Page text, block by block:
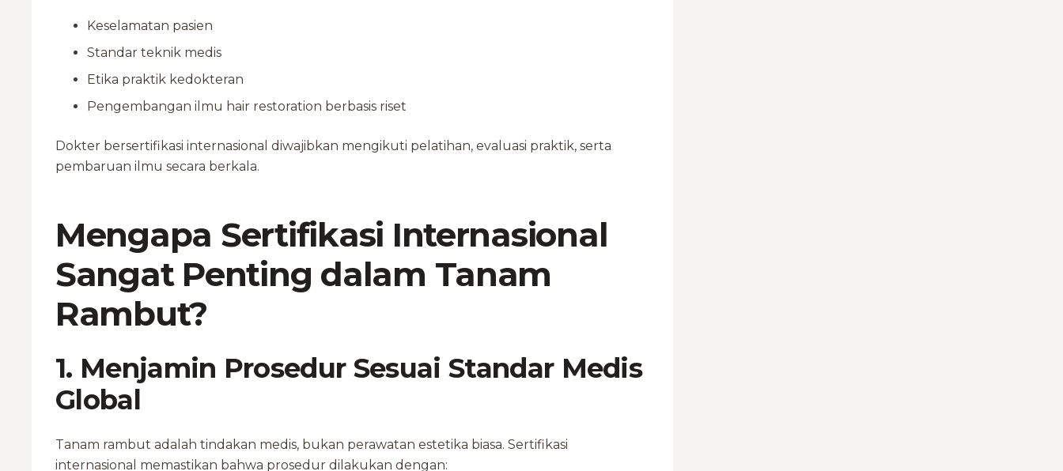
Keselamatan pasien
Standar teknik medis
Etika praktik kedokteran
Pengembangan ilmu hair restoration berbasis riset
Dokter bersertifikasi internasional diwajibkan mengikuti pelatihan, evaluasi praktik, serta
pembaruan ilmu secara berkala.
Mengapa Sertifikasi Internasional
Sangat Penting dalam Tanam
Rambut?
1. Menjamin Prosedur Sesuai Standar Medis
Global
Tanam rambut adalah tindakan medis, bukan perawatan estetika biasa. Sertifikasi
internasional memastikan bahwa prosedur dilakukan dengan: